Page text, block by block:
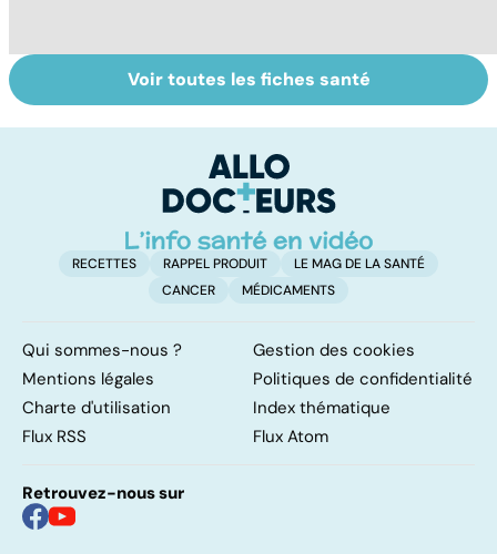
Tout savoir sur
les infections
Inflammation des
amygdales : que
d'angine ?
Voir toutes les fiches santé
RECETTES RAPPEL PRODUIT
LE MAG DE LA SANTÉ
CANCER
MÉDICAMENTS
Qui sommes-nous ?
Gestion des cookies
Mentions légales
Politiques de confidentialité
Charte d'utilisation
Index thématique
Flux RSS
Flux Atom
Retrouvez-nous sur